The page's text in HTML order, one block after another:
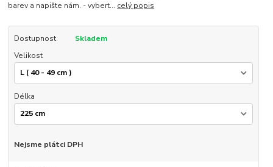
barev a napište nám. - vybert... celý popis
Dostupnost
Skladem
Velikost
Délka
Nejsme plátci DPH